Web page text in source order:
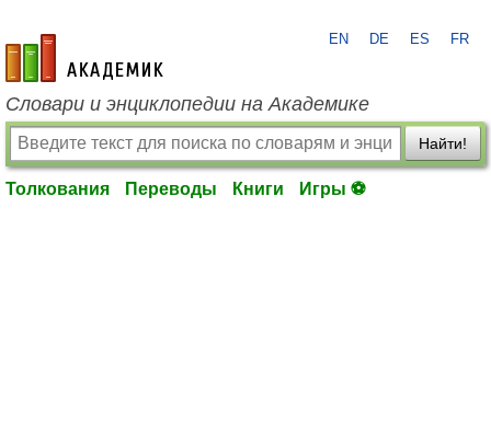
academic.ru
EN DE ES FR
Словари и энциклопедии на Академике
Найти!
Толкования Переводы Книги Игры ⚽